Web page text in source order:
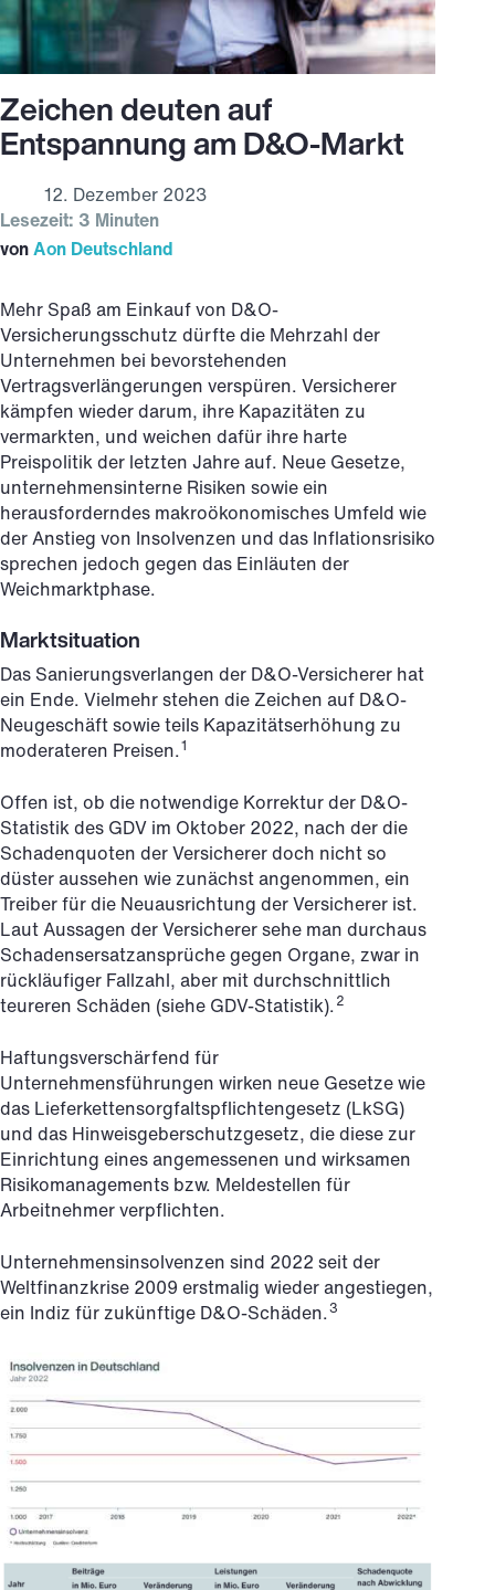
Zeichen deuten auf
Entspannung am D&O-Markt
12. Dezember 2023
Lesezeit: 3 Minuten
vonAon Deutschland
Mehr Spaß am Einkauf von D&O-
Versicherungsschutz dürfte die Mehrzahl der
Unternehmen bei bevorstehenden
Vertragsverlängerungen verspüren. Versicherer
kämpfen wieder darum, ihre Kapazitäten zu
vermarkten, und weichen dafür ihre harte
Preispolitik der letzten Jahre auf. Neue Gesetze,
unternehmensinterne Risiken sowie ein
herausforderndes makroökonomisches Umfeld wie
der Anstieg von Insolvenzen und das Inflationsrisiko
sprechen jedoch gegen das Einläuten der
Weichmarktphase.
Marktsituation
Das Sanierungsverlangen der D&O-Versicherer hat
ein Ende. Vielmehr stehen die Zeichen auf D&O-
Neugeschäft sowie teils Kapazitätserhöhung zu
moderateren Preisen.1
Offen ist, ob die notwendige Korrektur der D&O-
Statistik des GDV im Oktober 2022, nach der die
Schadenquoten der Versicherer doch nicht so
düster aussehen wie zunächst angenommen, ein
Treiber für die Neuausrichtung der Versicherer ist.
Laut Aussagen der Versicherer sehe man durchaus
Schadensersatzansprüche gegen Organe, zwar in
rückläufiger Fallzahl, aber mit durchschnittlich
teureren Schäden (siehe GDV-Statistik).2
Haftungsverschärfend für
Unternehmensführungen wirken neue Gesetze wie
das Lieferkettensorgfaltspflichtengesetz (LkSG)
und das Hinweisgeberschutzgesetz, die diese zur
Einrichtung eines angemessenen und wirksamen
Risikomanagements bzw. Meldestellen für
Arbeitnehmer verpflichten.
Unternehmensinsolvenzen sind 2022 seit der
Weltfinanzkrise 2009 erstmalig wieder angestiegen,
ein Indiz für zukünftige D&O-Schäden.3